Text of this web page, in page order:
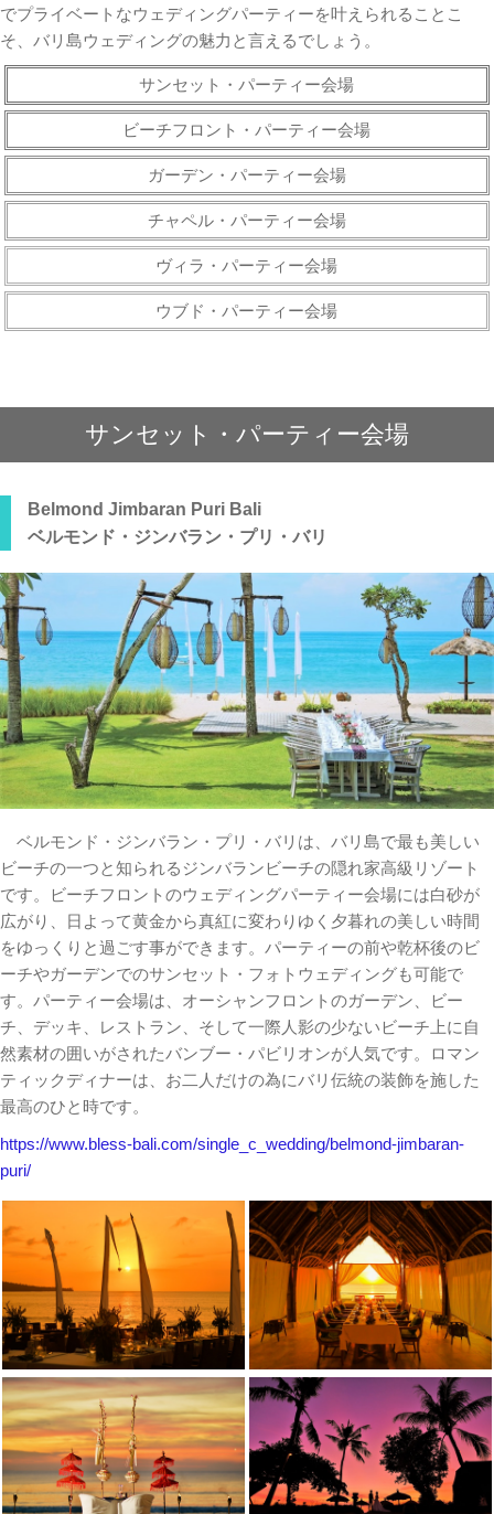
でプライベートなウェディングパーティーを叶えられることこ
そ、バリ島ウェディングの魅力と言えるでしょう。
サンセット・パーティー会場
ビーチフロント・パーティー会場
ガーデン・パーティー会場
チャペル・パーティー会場
ヴィラ・パーティー会場
ウブド・パーティー会場
サンセット・パーティー会場
Belmond Jimbaran Puri Bali
ベルモンド・ジンバラン・プリ・バリ
ベルモンド・ジンバラン・プリ・バリは、バリ島で最も美しい
ビーチの一つと知られるジンバランビーチの隠れ家高級リゾート
です。ビーチフロントのウェディングパーティー会場には白砂が
広がり、日よって黄金から真紅に変わりゆく夕暮れの美しい時間
をゆっくりと過ごす事ができます。パーティーの前や乾杯後のビ
ーチやガーデンでのサンセット・フォトウェディングも可能で
す。パーティー会場は、オーシャンフロントのガーデン、ビー
チ、デッキ、レストラン、そして一際人影の少ないビーチ上に自
然素材の囲いがされたバンブー・パビリオンが人気です。ロマン
ティックディナーは、お二人だけの為にバリ伝統の装飾を施した
最高のひと時です。
https://www.bless-bali.com/single_c_wedding/belmond-jimbaran-
puri/